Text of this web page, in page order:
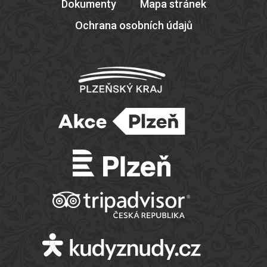
Dokumenty
Mapa stránek
Ochrana osobních údajů